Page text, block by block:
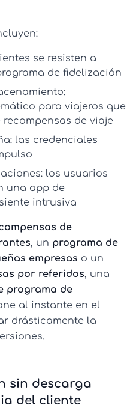
se resisten a
de fidelización
para viajeros que
recompensas de viaje
las credenciales
los usuarios
una app de
intrusiva
de
, un programa de
empresas o un
por referidos, una
programa de
al instante en el
drásticamente la
sin descarga
del cliente